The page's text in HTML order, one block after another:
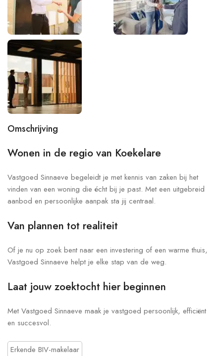
Omschrijving
Wonen in de regio van Koekelare
Vastgoed Sinnaeve begeleidt je met kennis van zaken bij het
vinden van een woning die écht bij je past. Met een uitgebreid
aanbod en persoonlijke aanpak sta jij centraal.
Van plannen tot realiteit
Of je nu op zoek bent naar een investering of een warme thuis,
Vastgoed Sinnaeve helpt je elke stap van de weg.
Laat jouw zoektocht hier beginnen
Met Vastgoed Sinnaeve maak je vastgoed persoonlijk, efficiënt
en succesvol.
Erkende BIV-makelaar